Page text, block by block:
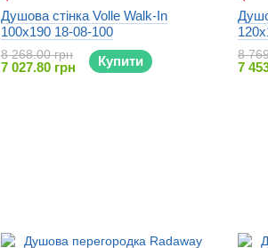
Душова стінка Volle Walk-In
100x190 18-08-100
8 268.00 грн
7 027.80 грн Купити 8
7